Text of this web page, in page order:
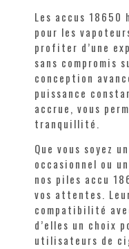
Les accus
pour les
profiter d’une
sans compromis
conception
puissance
accrue, vous
tranquillité.
Que vous soyez
occasionnel ou
nos piles accu
vos attentes.
compatibilité
d’elles un choix
utilisateurs de